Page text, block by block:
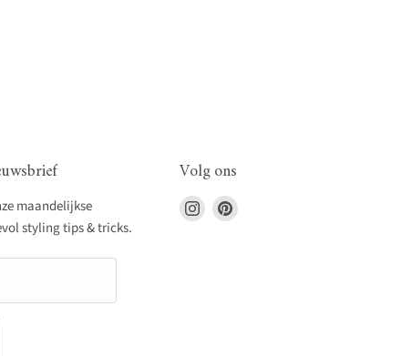
maandelijkse
styling tips & tricks.
Volg ons
Vind
ons
Vind